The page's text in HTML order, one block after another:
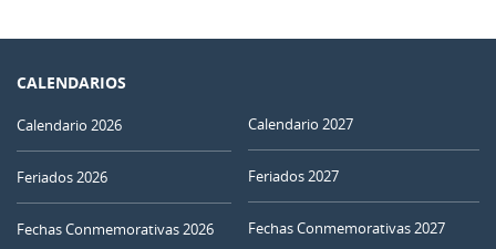
CALENDARIOS
Calendario 2026
Feriados 2026
Fechas Conmemorativas 2026
Calendario 2027
Feriados 2027
Fechas Conmemorativas 2027